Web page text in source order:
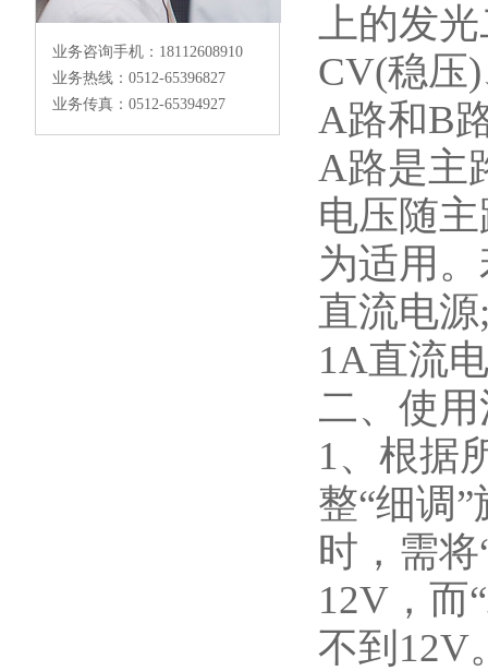
业务咨询手机：18112608910
业务热线：0512-65396827
业务传真：0512-65394927
上的发
CV(稳压
A路和B
A路是主
电压随
为适用
直流电
1A直流
二、使
1、根据
整“细调
时，需
12V，而
不到12V